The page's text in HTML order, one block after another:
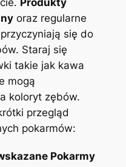
Produkty
oraz regularne
się do
Staraj się
takie jak kawa
mogą
koloryt zębów.
przegląd
pokarmów:
Pokarmy